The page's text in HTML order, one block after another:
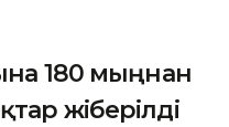
180 мыңнан
жіберілді